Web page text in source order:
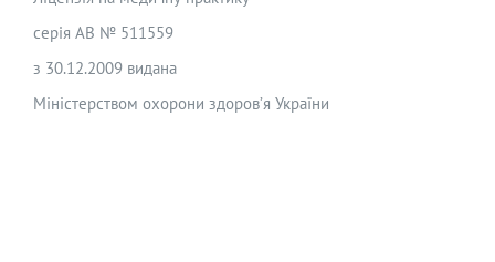
серія АВ № 511559
з 30.12.2009 видана
Міністерством охорони здоров’я України